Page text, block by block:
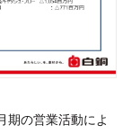
期の営業活動によ